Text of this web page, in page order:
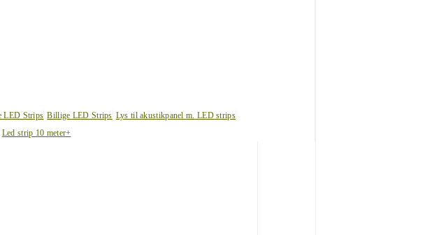
LED Strips Billige LED Strips Lys til akustikpanel m. LED strips
Led strip 10 meter+